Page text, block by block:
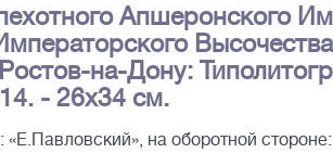
Апшеронского
на-Дону:
- 26х34 см.
на оборотной